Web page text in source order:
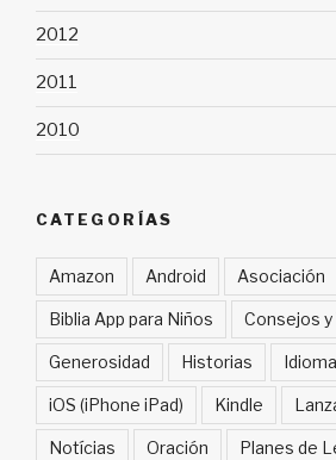
2012
2011
2010
CATEGORÍAS
Amazon Android Asociación
Biblia App para Niños Consejos y
Generosidad Historias
iOS (iPhone iPad) Kindle
Notícias Oración Planes de